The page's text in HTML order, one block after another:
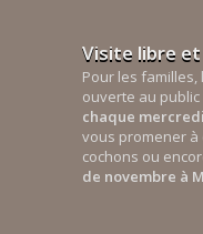
Visite libre
Pour les
ouverte au public
chaque
vous promener à
cochons ou
de novembre à